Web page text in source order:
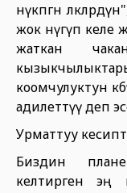
өнүкпөгөн
жок өнүгүп келе
жаткан
коомчулуктун
адилеттүү деп
Урматтуу
Биздин
келтирген эң